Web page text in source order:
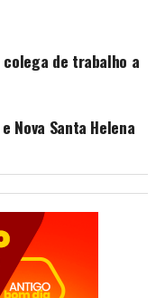
de trabalho a
Nova Santa Helena